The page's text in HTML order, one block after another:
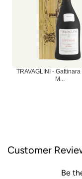
TRAVAGLINI -
M...
Customer
Be